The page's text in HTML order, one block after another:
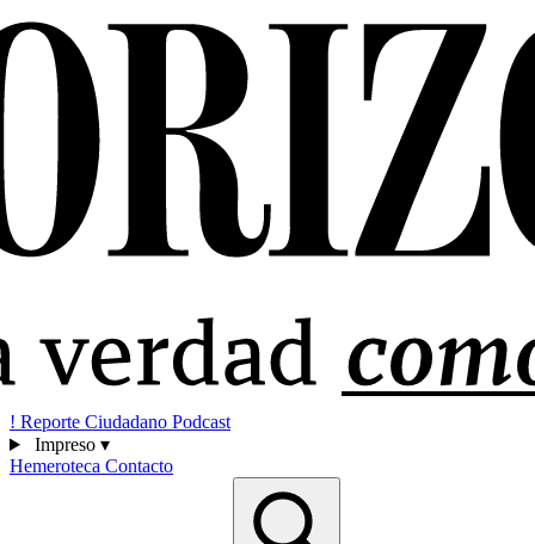
! Reporte Ciudadano Podcast
Impreso ▾
Hemeroteca Contacto